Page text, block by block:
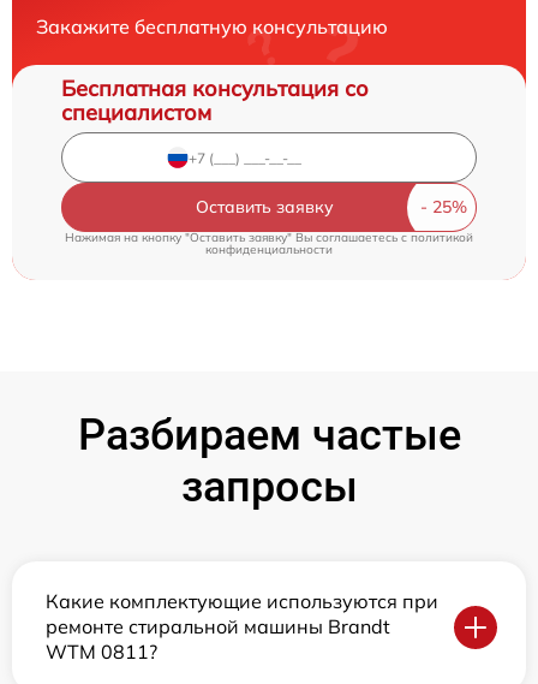
Закажите бесплатную консультацию
Бесплатная консультация со
специалистом
Оставить заявку
Нажимая на кнопку "Оставить заявку" Вы соглашаетесь c политикой
конфиденциальности
Разбираем частые
запросы
Какие комплектующие используются при
ремонте стиральной машины Brandt
WTM 0811?